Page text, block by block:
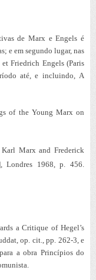
de Marx e Engels é
e em segundo lugar, nas
Friedrich Engels(Paris
até, e incluindo, A
of the Young Marx on
Marx and Frederick
Londres 1968, p. 456.
a Critique of Hegel’s
op. cit. , pp. 262-3, e
a obra Princípios do